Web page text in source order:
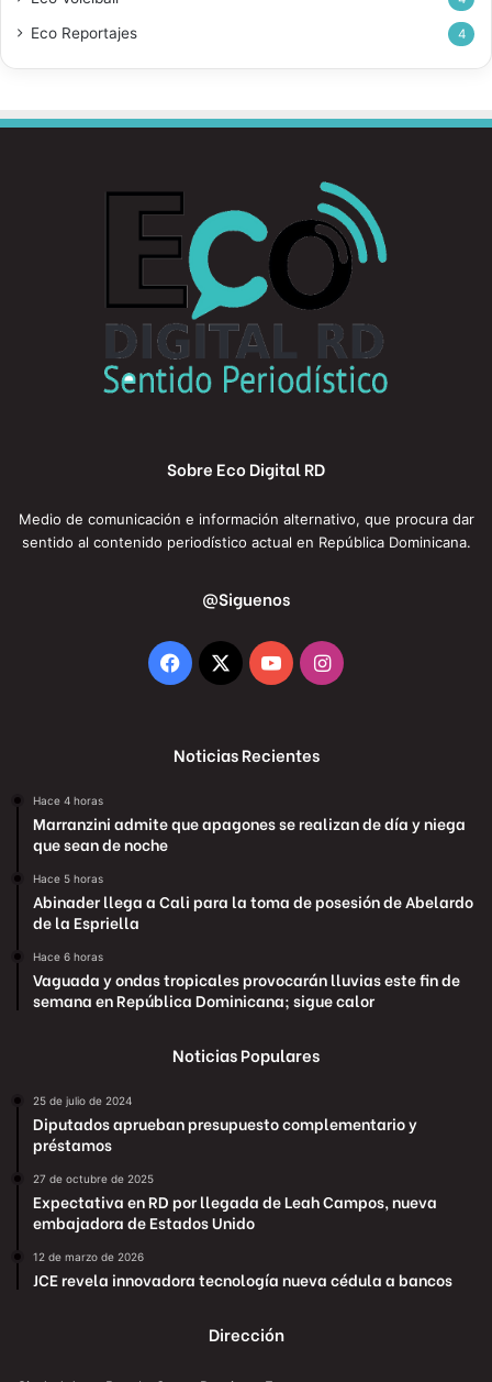
Eco Reportajes 4
Sobre Eco Digital RD
Medio de comunicación e información alternativo, que procura dar
sentido al contenido periodístico actual en República Dominicana.
@Siguenos
Facebook
X YouTubeInstagram
Noticias Recientes
Hace 4 horas
Marranzini admite que apagones se realizan de día y niega
que sean de noche
Hace 5 horas
Abinader llega a Cali para la toma de posesión de Abelardo
de la Espriella
Hace 6 horas
Vaguada y ondas tropicales provocarán lluvias este fin de
semana en República Dominicana; sigue calor
Noticias Populares
25 de julio de 2024
Diputados aprueban presupuesto complementario y
préstamos
27 de octubre de 2025
Expectativa en RD por llegada de Leah Campos, nueva
embajadora de Estados Unido
12 de marzo de 2026
JCE revela innovadora tecnología nueva cédula a bancos
Dirección